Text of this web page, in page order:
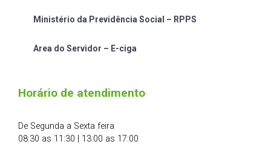
Ministério da Previdência Social – RPPS
Area do Servidor – E-ciga
Horário de atendimento
De Segunda a Sexta feira
08:30 as 11:30 | 13:00 as 17:00